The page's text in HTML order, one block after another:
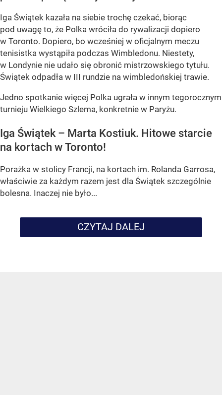
Iga Świątek kazała na siebie trochę czekać, biorąc
pod uwagę to, że Polka wróciła do rywalizacji dopiero
w Toronto. Dopiero, bo wcześniej w oficjalnym meczu
tenisistka wystąpiła podczas Wimbledonu. Niestety,
w Londynie nie udało się obronić mistrzowskiego tytułu.
Świątek odpadła w III rundzie na wimbledońskiej trawie.
Jedno spotkanie więcej Polka ugrała w innym tegorocznym
turnieju Wielkiego Szlema, konkretnie w Paryżu.
Iga Świątek – Marta Kostiuk. Hitowe starcie
na kortach w Toronto!
Porażka w stolicy Francji, na kortach im. Rolanda Garrosa,
właściwie za każdym razem jest dla Świątek szczególnie
bolesna. Inaczej nie było...
CZYTAJ DALEJ